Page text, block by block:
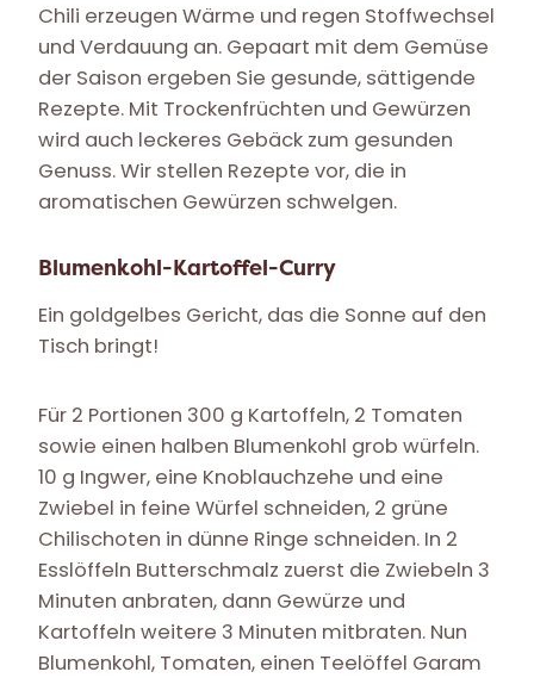
Chili erzeugen Wärme und regen Stoffwechsel
und Verdauung an. Gepaart mit dem Gemüse
der Saison ergeben Sie gesunde, sättigende
Rezepte. Mit Trockenfrüchten und Gewürzen
wird auch leckeres Gebäck zum gesunden
Genuss. Wir stellen Rezepte vor, die in
aromatischen Gewürzen schwelgen.
Blumenkohl-Kartoffel-Curry
Ein goldgelbes Gericht, das die Sonne auf den
Tisch bringt!
Für 2 Portionen 300 g Kartoffeln, 2 Tomaten
sowie einen halben Blumenkohl grob würfeln.
10 g Ingwer, eine Knoblauchzehe und eine
Zwiebel in feine Würfel schneiden, 2 grüne
Chilischoten in dünne Ringe schneiden. In 2
Esslöffeln Butterschmalz zuerst die Zwiebeln 3
Minuten anbraten, dann Gewürze und
Kartoffeln weitere 3 Minuten mitbraten. Nun
Blumenkohl, Tomaten, einen Teelöffel Garam